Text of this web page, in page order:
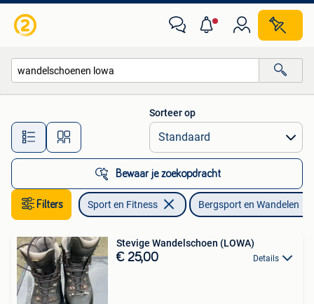
Alle afstanden…
Sorteer op
Bewaar je zoekopdracht
Filters Sport en Fitness Bergsport en Wandelen
Stevige Wandelschoen (LOWA)
€ 25,00 Details